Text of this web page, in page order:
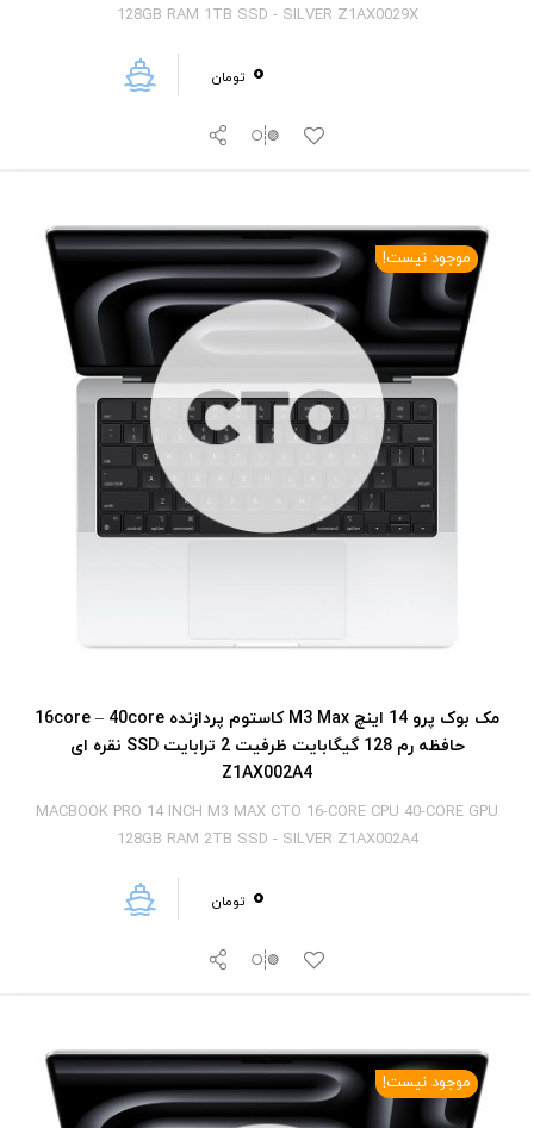
128GB RAM 1TB SSD - SILVER Z1AX0029X
0 تومان
موجود نیست!
مک بوک پرو 14 اینچ M3 Max کاستوم پردازنده 16core – 40core
حافظه رم 128 گیگابایت ظرفیت 2 ترابایت SSD نقره ای
Z1AX002A4
MACBOOK PRO 14 INCH M3 MAX CTO 16-CORE CPU 40-CORE GPU
128GB RAM 2TB SSD - SILVER Z1AX002A4
0 تومان
موجود نیست!